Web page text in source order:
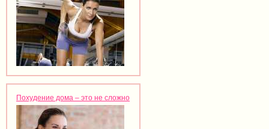
Похудение дома – это не сложно